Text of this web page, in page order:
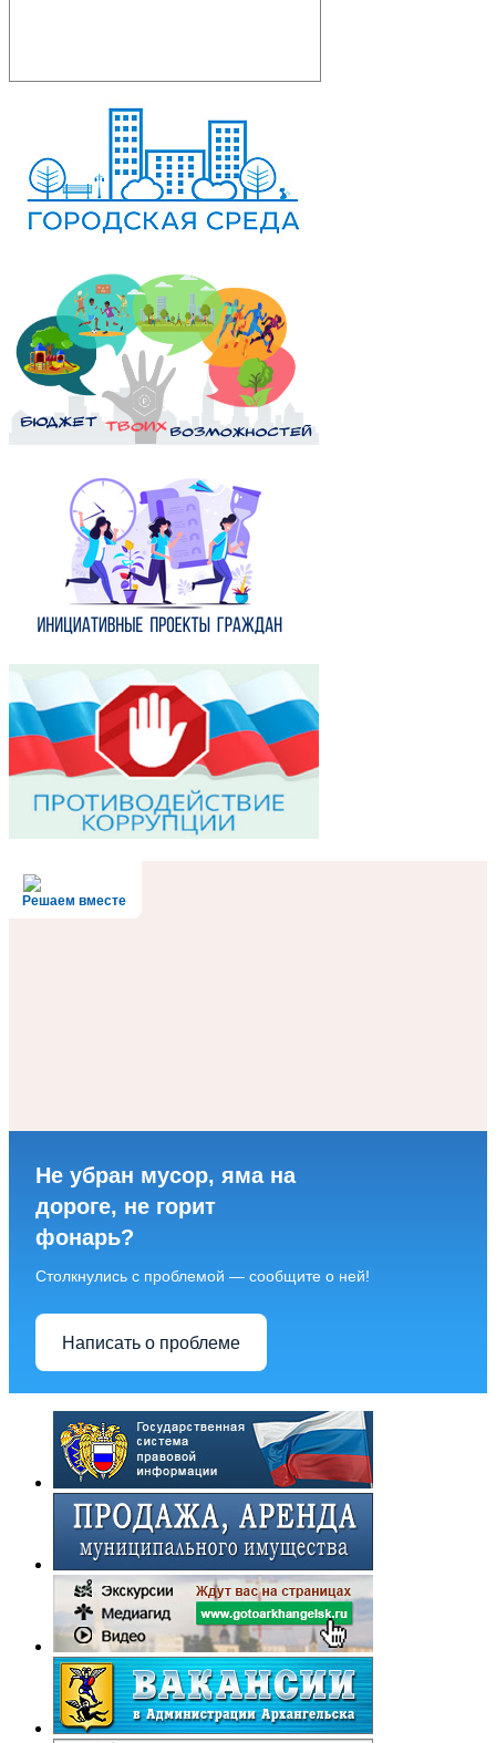
Решаем вместе
Не убран мусор, яма на
дороге, не горит
фонарь?
Столкнулись с проблемой — сообщите о ней!
Написать о проблеме